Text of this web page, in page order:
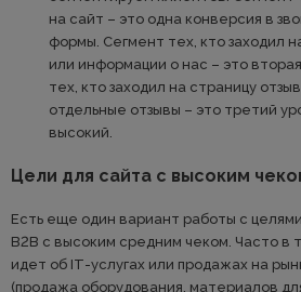
на сайт – это одна конверсия в
формы. Сегмент тех, кто заходил
или информации о нас – это
тех, кто заходил на страницу
отдельные отзывы – это третий
высокий.
Цели для сайта с высоким
Есть еще один вариант работы с
В2В с высоким средним чеком. Часто в
идет об ІТ-услугах или продажах на
(продажа оборудования, материалов